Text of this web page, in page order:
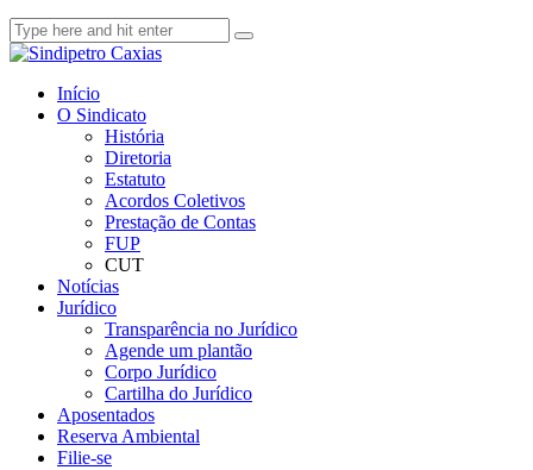
Início
O Sindicato
História
Diretoria
Estatuto
Acordos Coletivos
Prestação de Contas
FUP
CUT
Notícias
Jurídico
Transparência no Jurídico
Agende um plantão
Corpo Jurídico
Cartilha do Jurídico
Aposentados
Reserva Ambiental
Filie-se